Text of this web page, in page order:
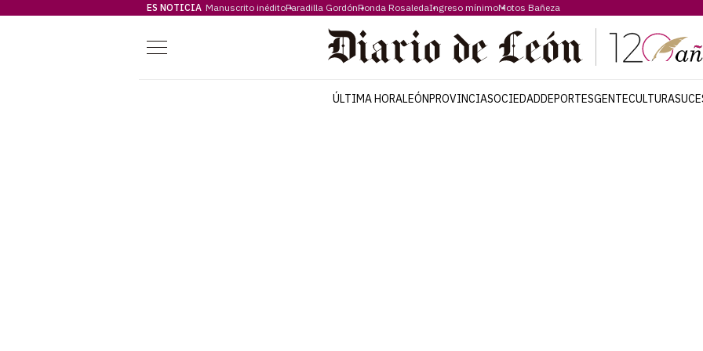
ES NOTICIA Manuscrito inéditoParadilla GordónRonda RosaledaIngreso mínimoMotos Bañeza
Menú
ÚLTIMA HORALEÓNPROVINCIASOCIEDADDEPORTESGENTECULTURA